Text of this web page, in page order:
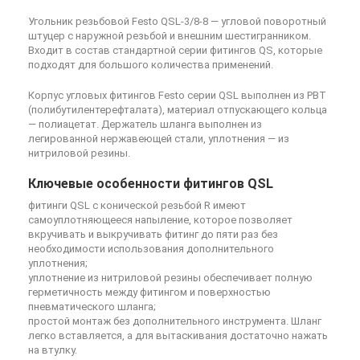
Угольник резьбовой Festo QSL-3/8-8 — угловой поворотный
штуцер с наружной резьбой и внешним шестигранником.
Входит в состав стандартной серии фитингов QS, которые
подходят для большого количества применений.
Корпус угловых фитингов Festo серии QSL выполнен из PBT
(полибутилентерефталата), материал отпускающего кольца
— полиацетат. Держатель шланга выполнен из
легированной нержавеющей стали, уплотнения — из
нитриловой резины.
Ключевые особенности фитингов QSL
фитинги QSL с конической резьбой R имеют
самоуплотняющееся напыление, которое позволяет
вкручивать и выкручивать фитинг до пяти раз без
необходимости использования дополнительного
уплотнения;
уплотнение из нитриловой резины обеспечивает полную
герметичность между фитингом и поверхностью
пневматического шланга;
простой монтаж без дополнительного инструмента. Шланг
легко вставляется, а для вытаскивания достаточно нажать
на втулку.